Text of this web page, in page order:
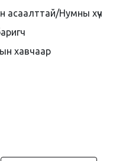
асаалттай/Нумны хүч
хавчаар